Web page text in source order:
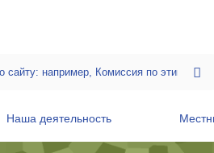
Наша деятельность